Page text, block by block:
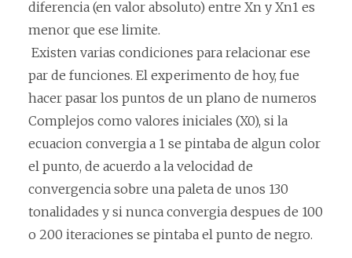
diferencia (en valor absoluto) entre Xn y Xn1 es
menor que ese limite.
Existen varias condiciones para relacionar ese
par de funciones. El experimento de hoy, fue
hacer pasar los puntos de un plano de numeros
Complejos como valores iniciales (X0), si la
ecuacion convergia a 1 se pintaba de algun color
el punto, de acuerdo a la velocidad de
convergencia sobre una paleta de unos 130
tonalidades y si nunca convergia despues de 100
o 200 iteraciones se pintaba el punto de negro.